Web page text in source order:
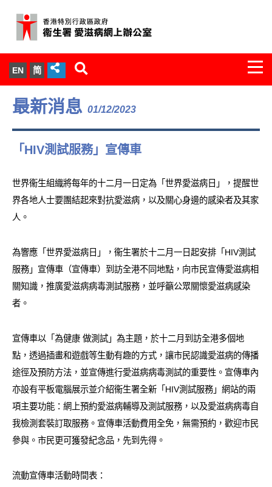
EN 简
關於我們
服務範圍
新聞發佈
愛滋病病毒感染與醫護人員專家組
愛滋病呈報表格
最新消息 01/12/2023
「HIV測試服務」宣傳車
世界衞生組織將每年的十二月一日定為「世界愛滋病日」，提醒世
界各地人士要團結起來對抗愛滋病，以及關心身邊的感染者及其家
人。
為響應「世界愛滋病日」，衞生署於十二月一日起安排「HIV測試
服務」宣傳車（宣傳車）到訪全港不同地點，向市民宣傳愛滋病相
關知識，推廣愛滋病病毒測試服務，並呼籲公眾關懷愛滋病感染
者。
宣傳車以「為健康 做測試」為主題，於十二月到訪全港多個地
點，透過插畫和遊戲等生動有趣的方式，讓市民認識愛滋病的傳播
途徑及預防方法，並宣傳進行愛滋病病毒測試的重要性。宣傳車內
亦設有平板電腦展示並介紹衞生署全新「HIV測試服務」網站的兩
項主要功能：網上預約愛滋病輔導及測試服務，以及愛滋病病毒自
我檢測套裝訂取服務。宣傳車活動費用全免，無需預約，歡迎市民
參與。市民更可獲發紀念品，先到先得。
流動宣傳車活動時間表：